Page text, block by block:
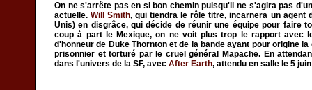
On ne s'arrête pas en si bon chemin puisqu'il ne s'agira pas
actuelle.Will Smith, qui tiendra le rôle titre, incarnera un agent
Unis) en disgrâce, qui décide de réunir une équipe pour faire
coup à part le Mexique, on ne voit plus trop le rapport avec
d'honneur de Duke Thornton et de la bande ayant pour origine
prisonnier et torturé par le cruel général Mapache. En
dans l'univers de la SF, avec After Earth, attendu en salle le 5